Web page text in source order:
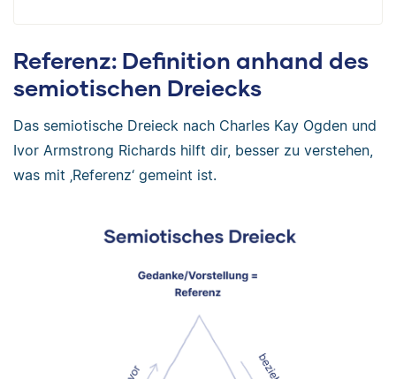
Referenz: Definition anhand des
semiotischen Dreiecks
Das semiotische Dreieck nach Charles Kay Ogden und
Ivor Armstrong Richards hilft dir, besser zu verstehen,
was mit ‚Referenz‘ gemeint ist.